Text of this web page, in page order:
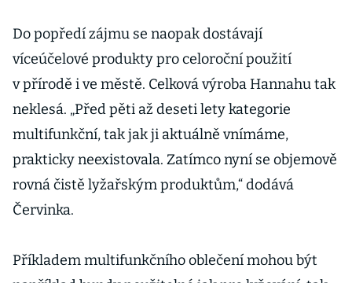
Do popředí zájmu se naopak dostávají
víceúčelové produkty pro celoroční použití
v přírodě i ve městě. Celková výroba Hannahu tak
neklesá. „Před pěti až deseti lety kategorie
multifunkční, tak jak ji aktuálně vnímáme,
prakticky neexistovala. Zatímco nyní se objemově
rovná čistě lyžařským produktům,“ dodává
Červinka.
Příkladem multifunkčního oblečení mohou být